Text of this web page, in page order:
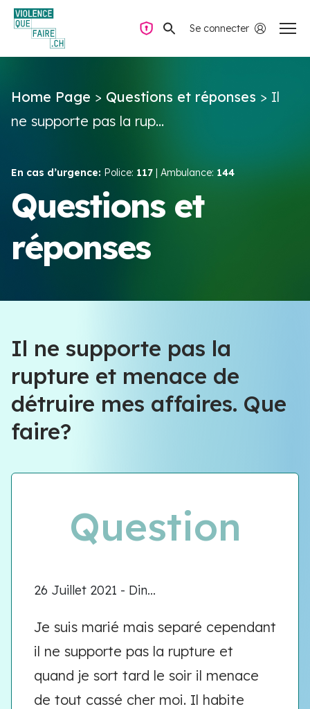
Se connecter
Questions & Réponses
La violence dans le couple
Ressources & Campagnes
Navigation privée
Home Page > Questions et réponses > Il
ne supporte pas la rup...
En cas d’urgence: Police: 117 | Ambulance: 144
Questions et
réponses
Il ne supporte pas la
rupture et menace de
détruire mes affaires. Que
faire?
Question
26 Juillet 2021 - Din...
Je suis marié mais separé cependant
il ne supporte pas la rupture et
quand je sort tard le soir il menace
de tout cassé cher moi. Il habite